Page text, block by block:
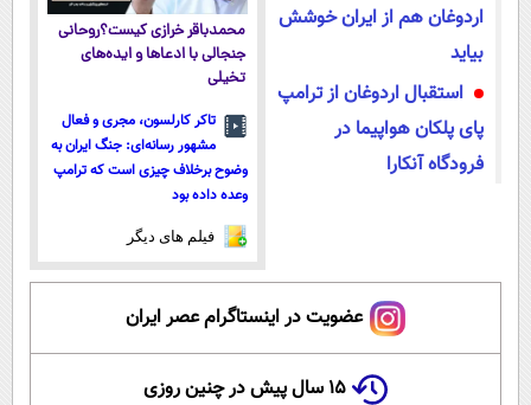
اردوغان هم از ایران خوشش
بیاید
استقبال اردوغان از ترامپ
پای پلکان هواپیما در
فرودگاه آنکارا
محمدباقر خرازی کیست؟روحانی
جنجالی با ادعاها و ایده‌های
تخیلی
تاکر کارلسون، مجری و فعال
مشهور رسانه‌ای: جنگ ایران به
وضوح برخلاف چیزی است که ترامپ
وعده داده بود
فیلم های دیگر
عضویت در اینستاگرام عصر ایران
۱۵ سال پیش در چنین روزی